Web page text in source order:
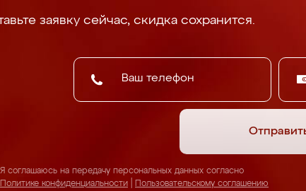
заявку сейчас, скидка сохранится.
Я соглашаюсь на передачу персональных данных согласно
Политике конфиденциальности
Пользовательскому соглашению